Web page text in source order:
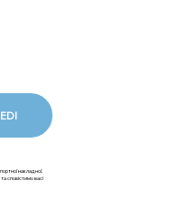
накладної.
сповістимо вас!